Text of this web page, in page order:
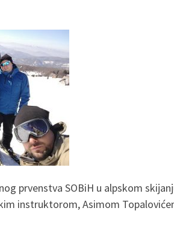
prvenstva SOBiH u alpskom
instruktorom, Asimom